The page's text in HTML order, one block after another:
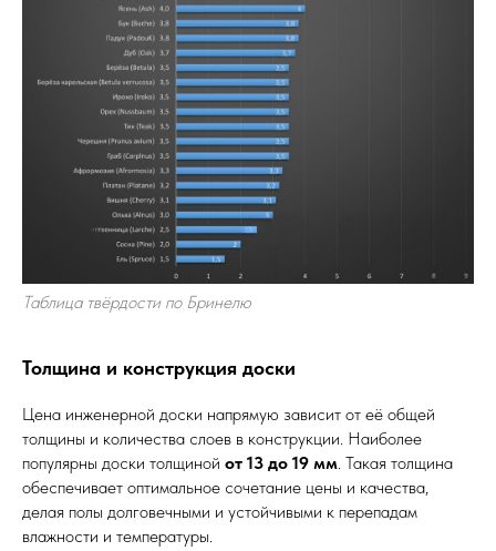
Таблица твёрдости по Бринелю
Толщина и конструкция доски
Цена инженерной доски напрямую зависит от её общей
толщины и количества слоев в конструкции. Наиболее
популярны доски толщиной от 13 до 19 мм . Такая толщина
обеспечивает оптимальное сочетание цены и качества,
делая полы долговечными и устойчивыми к перепадам
влажности и температуры.